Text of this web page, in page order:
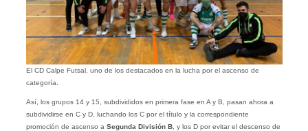
El CD Calpe Futsal, uno de los destacados en la lucha por el ascenso de
categoría.
Así, los grupos 14 y 15, subdivididos en primera fase en A y B, pasan ahora a
subdividirse en C y D, luchando los C por el título y la correspondiente
promoción de ascenso a Segunda División B, y los D por evitar el descenso de